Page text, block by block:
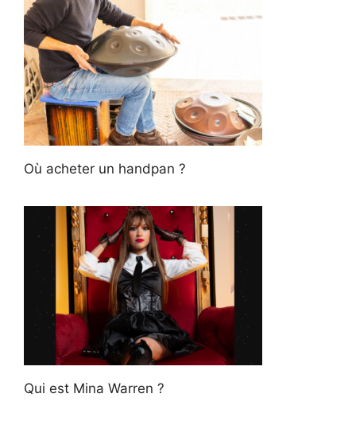
Où acheter un handpan ?
Qui est Mina Warren ?